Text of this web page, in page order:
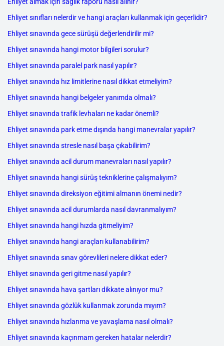
Ehliyet almak için sağlık raporu nasıl alınır?
Ehliyet sınıfları nelerdir ve hangi araçları kullanmak için geçerlidir?
Ehliyet sınavında gece sürüşü değerlendirilir mi?
Ehliyet sınavında hangi motor bilgileri sorulur?
Ehliyet sınavında paralel park nasıl yapılır?
Ehliyet sınavında hız limitlerine nasıl dikkat etmeliyim?
Ehliyet sınavında hangi belgeler yanımda olmalı?
Ehliyet sınavında trafik levhaları ne kadar önemli?
Ehliyet sınavında park etme dışında hangi manevralar yapılır?
Ehliyet sınavında stresle nasıl başa çıkabilirim?
Ehliyet sınavında acil durum manevraları nasıl yapılır?
Ehliyet sınavında hangi sürüş tekniklerine çalışmalıyım?
Ehliyet sınavında direksiyon eğitimi almanın önemi nedir?
Ehliyet sınavında acil durumlarda nasıl davranmalıyım?
Ehliyet sınavında hangi hızda gitmeliyim?
Ehliyet sınavında hangi araçları kullanabilirim?
Ehliyet sınavında sınav görevlileri nelere dikkat eder?
Ehliyet sınavında geri gitme nasıl yapılır?
Ehliyet sınavında hava şartları dikkate alınıyor mu?
Ehliyet sınavında gözlük kullanmak zorunda mıyım?
Ehliyet sınavında hızlanma ve yavaşlama nasıl olmalı?
Ehliyet sınavında kaçınmam gereken hatalar nelerdir?